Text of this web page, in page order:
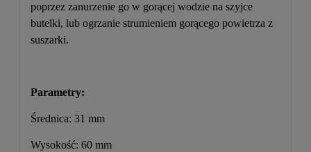
poprzez zanurzenie go w gorącej wodzie na szyjce
butelki, lub ogrzanie strumieniem gorącego powietrza z
suszarki.
Parametry:
Średnica: 31 mm
Wysokość: 60 mm